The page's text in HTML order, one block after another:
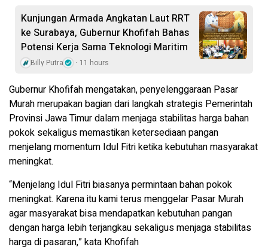
Kunjungan Armada Angkatan Laut RRT
ke Surabaya, Gubernur Khofifah Bahas
Potensi Kerja Sama Teknologi Maritim
Billy Putra 11 hours
Gubernur Khofifah mengatakan, penyelenggaraan Pasar
Murah merupakan bagian dari langkah strategis Pemerintah
Provinsi Jawa Timur dalam menjaga stabilitas harga bahan
pokok sekaligus memastikan ketersediaan pangan
menjelang momentum Idul Fitri ketika kebutuhan masyarakat
meningkat.
“Menjelang Idul Fitri biasanya permintaan bahan pokok
meningkat. Karena itu kami terus menggelar Pasar Murah
agar masyarakat bisa mendapatkan kebutuhan pangan
dengan harga lebih terjangkau sekaligus menjaga stabilitas
harga di pasaran,” kata Khofifah